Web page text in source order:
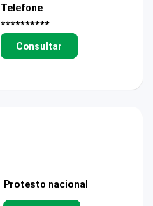
Telefone
**********
Consultar
Protesto nacional